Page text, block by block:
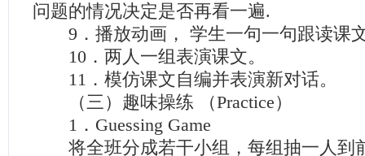
问题的情况决定是否再看一遍.
9．播放动画， 学生一句一句跟读课
10．两人一组表演课文。
11．模仿课文自编并表演新对话。
（三）趣味操练 （Practice）
1．Guessing Game
将全班分成若干小组，每组抽一人到